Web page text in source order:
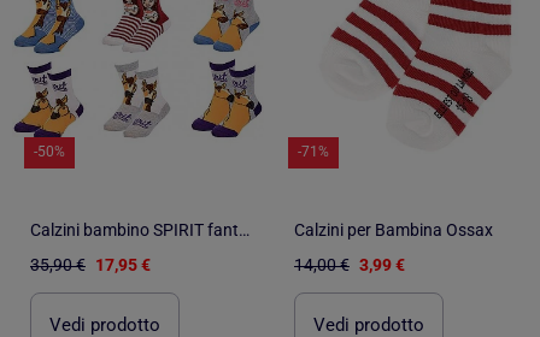
-50%
Calzini bambino SPIRIT fantasia - Confezione da 9
35,90 € 17,95 €
Vedi prodotto
-71%
Calzini per Bambina Ossax
14,00 € 3,99 €
Vedi prodotto